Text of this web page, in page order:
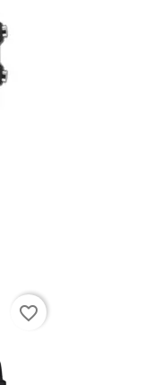
favorite_border